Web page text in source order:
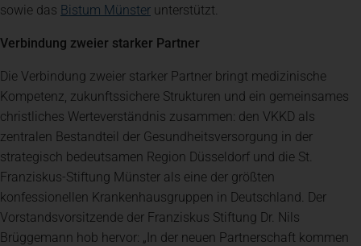
sowie das Bistum Münster(öffnet in einem neuen Tab)
unterstützt.
Verbindung zweier starker Partner
Die Verbindung zweier starker Partner bringt medizinische
Kompetenz, zukunftssichere Strukturen und ein gemeinsames
christliches Werteverständnis zusammen: den VKKD als
zentralen Bestandteil der Gesundheitsversorgung in der
strategisch bedeutsamen Region Düsseldorf und die St.
Franziskus-Stiftung Münster als eine der größten
konfessionellen Krankenhausgruppen in Deutschland. Der
Vorstandsvorsitzende der Franziskus Stiftung Dr. Nils
Brüggemann hob hervor: „In der neuen Partnerschaft kommen